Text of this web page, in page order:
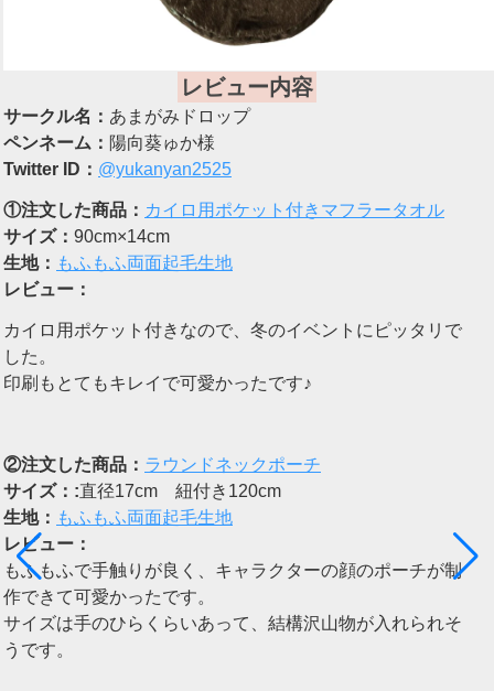
レビュー内容
サークル名： あまがみドロップ
ペンネーム： 陽向葵ゅか様
Twitter ID： @yukanyan2525
①注文した商品： カイロ用ポケット付きマフラータオル
サイズ： 90cm×14cm
生地： もふもふ両面起毛生地
レビュー：
カイロ用ポケット付きなので、冬のイベントにピッタリで
した。
印刷もとてもキレイで可愛かったです♪
②注文した商品： ラウンドネックポーチ
サイズ：:直径17cm 紐付き120cm
生地： もふもふ両面起毛生地
レビュー：
もふもふで手触りが良く、キャラクターの顔のポーチが制
作できて可愛かったです。
サイズは手のひらくらいあって、結構沢山物が入れられそ
うです。